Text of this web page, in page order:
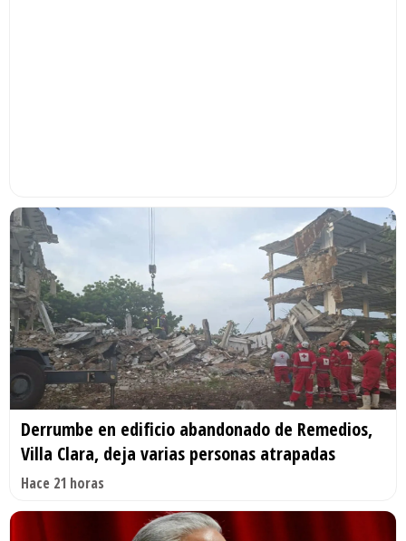
Derrumbe en edificio abandonado de Remedios,
Villa Clara, deja varias personas atrapadas
Hace 21 horas